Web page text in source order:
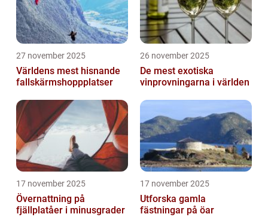
27 november 2025
Världens mest hisnande
fallskärmshoppplatser
26 november 2025
De mest exotiska
vinprovningarna i världen
17 november 2025
Övernattning på
fjällplatåer i minusgrader
17 november 2025
Utforska gamla
fästningar på öar